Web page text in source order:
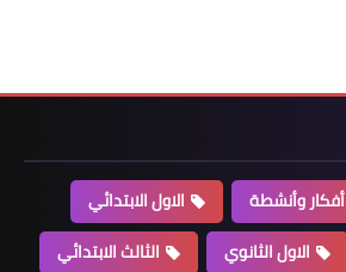
أفكار وأنشطة
الاول الابتدائي
الاول الثانوي
الثالث الابتدائي